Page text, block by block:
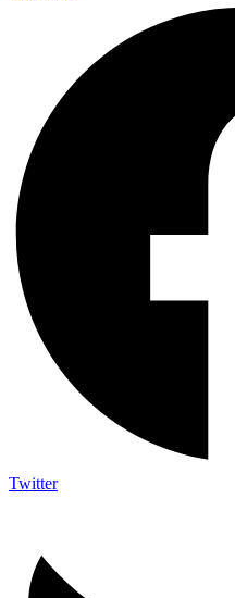
Twitter